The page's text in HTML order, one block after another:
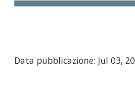
Data pubblicazione: Jul 03,